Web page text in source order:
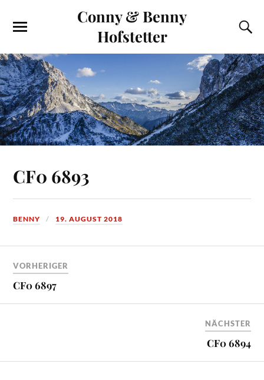
Conny & Benny
Hofstetter
CF0 6893
BENNY 19. AUGUST 2018
VORHERIGER
CF0 6897
NÄCHSTER
CF0 6894